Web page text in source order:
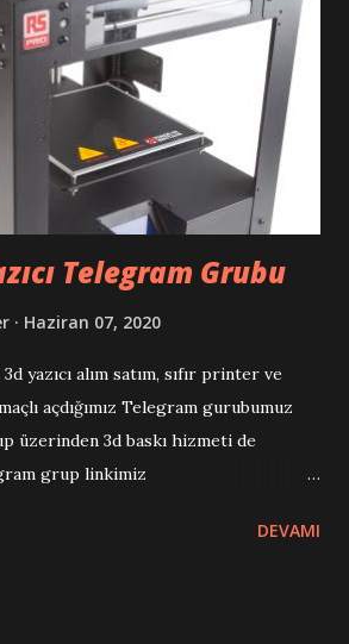
Telegram Grubu
Haziran 07, 2020
yazıcı alım satım, sıfır printer ve
açdığımız Telegram gurubumuz
üzerinden 3d baskı hizmeti de
grup linkimiz
DEVAMI